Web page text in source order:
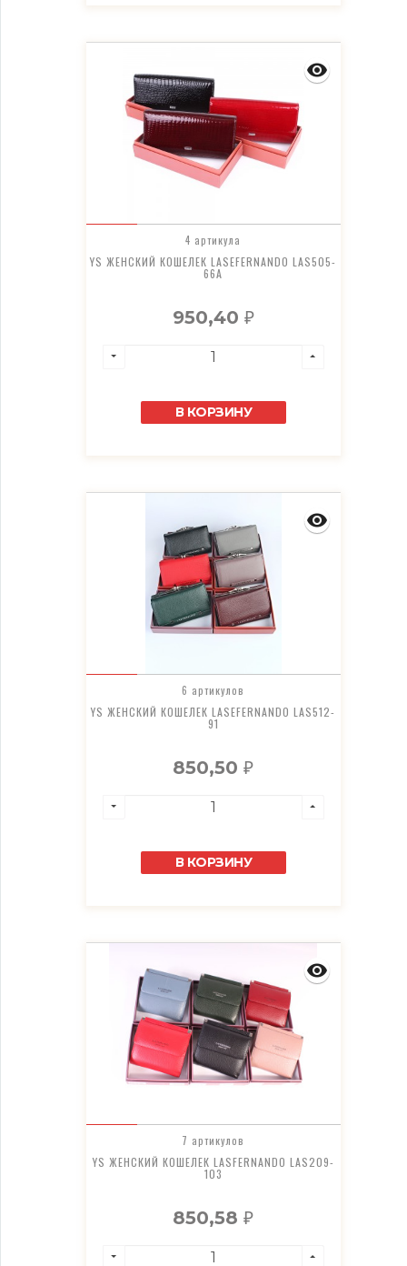
4 артикула
YS ЖЕНСКИЙ КОШЕЛЕК LASEFERNANDO LAS505-
66A
950,40 ₽
В КОРЗИНУ
6 артикулов
YS ЖЕНСКИЙ КОШЕЛЕК LASEFERNANDO LAS512-
91
850,50₽
В КОРЗИНУ
7 артикулов
YS ЖЕНСКИЙ КОШЕЛЕК LASFERNANDO LAS209-
103
850,58₽